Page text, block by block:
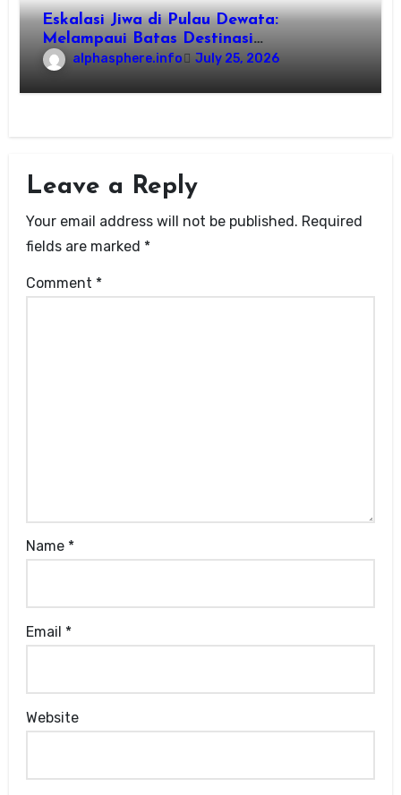
Eskalasi Jiwa di Pulau Dewata:
Melampaui Batas Destinasi
Konvensional di Tahun 2026
alphasphere.info July 25, 2026
Leave a Reply
Your email address will not be published. Required
fields are marked *
Comment *
Name *
Email *
Website